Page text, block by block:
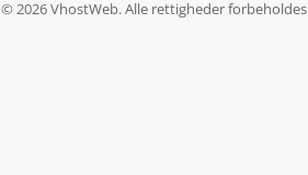
2026 VhostWeb. Alle rettigheder